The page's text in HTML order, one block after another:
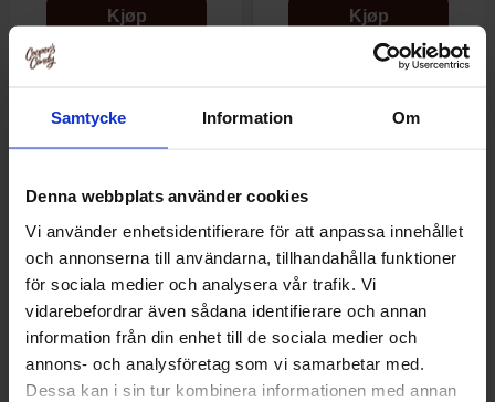
Samtycke Information Om
Denna webbplats använder cookies
Vi använder enhetsidentifierare för att anpassa innehållet
och annonserna till användarna, tillhandahålla funktioner
för sociala medier och analysera vår trafik. Vi
vidarebefordrar även sådana identifierare och annan
information från din enhet till de sociala medier och
annons- och analysföretag som vi samarbetar med.
Dessa kan i sin tur kombinera informationen med annan
Kjøp Kjøp
Red Bull Summer Ed Sukkerfri
Sudachi Lime 25cl
Faxe Kondi Zero Sugar 33cl
(BF: 2026-07-11)